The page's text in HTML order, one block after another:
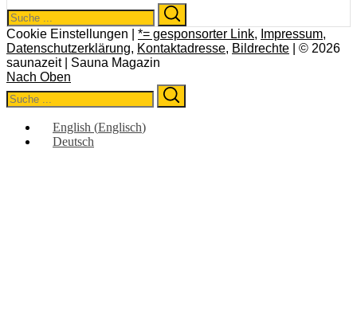
Search
for:
Cookie Einstellungen | *= gesponsorter Link, Impressum,
Datenschutzerklärung, Kontaktadresse, Bildrechte | © 2026
saunazeit | Sauna Magazin
Nach Oben
Search
for:
English (Englisch)
Deutsch